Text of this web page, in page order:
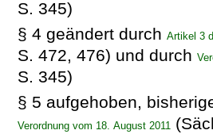
S. 345)
§ 4 geändert durchArtikel 3
S. 472, 476) und durch
S. 345)
§ 5 aufgehoben,
Verordnung vom 18. August 2011